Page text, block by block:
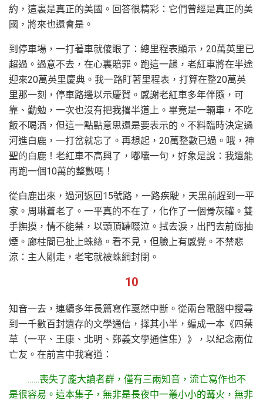
約，這裏是真正的美國。回答很精彩：它們曾經是真正的美
國，將來也還會是。
到停車場，一打著車就傻眼了：總里程表顯示，20萬英里已
超過。過意不去，在心裏賠罪。跑這一趟，老紅車將在半途
迎來20萬英里慶典。我一路盯著里程表，打算在整20萬英
里那一刻，停車路邊以示慶賀。感謝老紅車多年伴隨，可
靠、勤勉，一次也沒有把我撂半道上。畢竟是一輛車，不吃
飯不喝酒，但這一點點意思還是要表示的。不料臨時決定過
河進白鹿，一打岔就忘了。再想起，20萬整數已過。哦，神
聖的白鹿！老紅車不高興了，嘟囔一句，好象是說：我還能
再跑一個10萬的整數嗎！
從白鹿出來，過河返回15號路，一路疾駛，天黑前趕到一平
家。周琳蒼老了。一平真的不在了，化作了一個骨灰罐。雙
手撫摸，情不能禁，以頭頂罐啜泣。拭去淚，出門去前廊抽
煙。廊柱間已扯上蛛絲。看不見，但臉上有感覺。不禁悲
涼：主人剛走，老宅就被蛛網封閉。
10
知音一去，連續多年長篇寫作戛然中斷。從兩台電腦中搜尋
到一千數百封遺存的文學通信，擇其小半，編成一本《四葉
草（一平、王康、北明、鄭義文學通信集）》，以紀念兩位
亡友。在前言中我寫道：
……喪失了龐大讀者群，僅有三兩知音，流亡寫作也不
是很容易。這本集子，無非是長夜中一叢小小的篝火，無非